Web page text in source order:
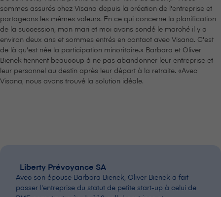
sommes assurés chez V⁠i⁠s⁠a⁠n⁠a depuis la création de l'entreprise et
partageons les mêmes valeurs. En ce qui concerne la planification
de la succession, mon mari et moi avons sondé le marché il y a
environ deux ans et sommes entrés en contact avec V⁠i⁠s⁠a⁠n⁠a. C'est
de là qu'est née la participation minoritaire.» Barbara et Oliver
Bienek tiennent beaucoup à ne pas abandonner leur entreprise et
leur personnel au destin après leur départ à la retraite. «Avec
V⁠i⁠s⁠a⁠n⁠a, nous avons trouvé la solution idéale.
Liberty Prévoyance SA
Avec son épouse Barbara Bienek, Oliver Bienek a fait
passer l'entreprise du statut de petite start-up à celui de